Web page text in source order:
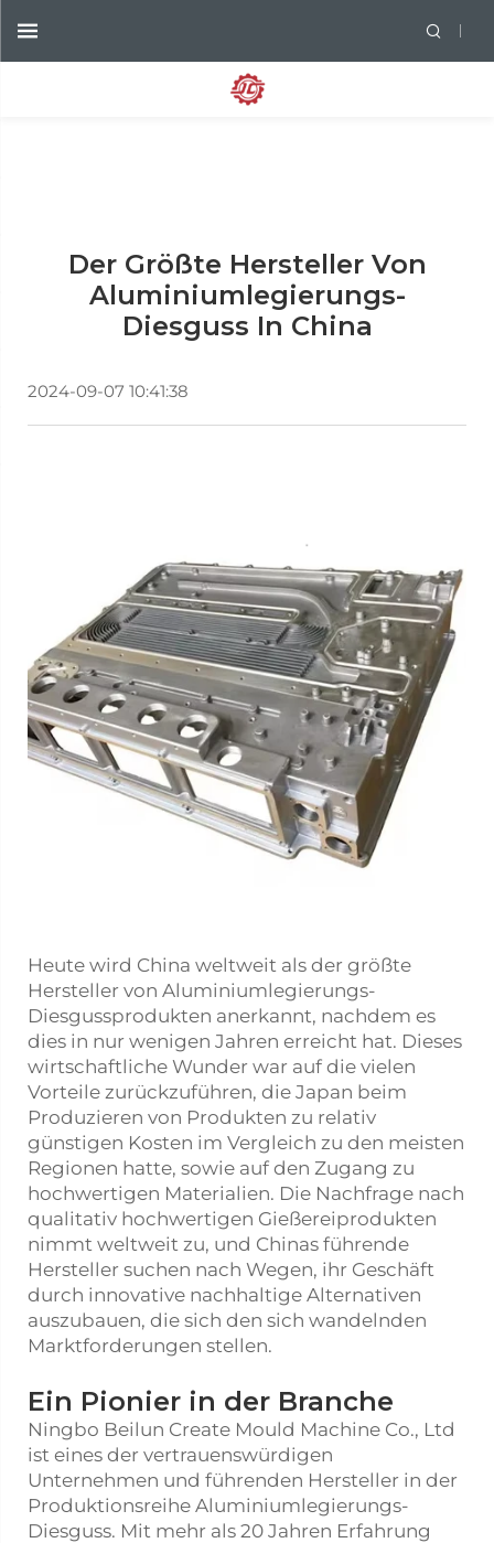
Der Größte Hersteller Von
Aluminiumlegierungs-
Diesguss In China
2024-09-07 10:41:38
Heute wird China weltweit als der größte
Hersteller von Aluminiumlegierungs-
Diesgussprodukten anerkannt, nachdem es
dies in nur wenigen Jahren erreicht hat. Dieses
wirtschaftliche Wunder war auf die vielen
Vorteile zurückzuführen, die Japan beim
Produzieren von Produkten zu relativ
günstigen Kosten im Vergleich zu den meisten
Regionen hatte, sowie auf den Zugang zu
hochwertigen Materialien. Die Nachfrage nach
qualitativ hochwertigen Gießereiprodukten
nimmt weltweit zu, und Chinas führende
Hersteller suchen nach Wegen, ihr Geschäft
durch innovative nachhaltige Alternativen
auszubauen, die sich den sich wandelnden
Marktforderungen stellen.
Ein Pionier in der Branche
Ningbo Beilun Create Mould Machine Co., Ltd
ist eines der vertrauenswürdigen
Unternehmen und führenden Hersteller in der
Produktionsreihe Aluminiumlegierungs-
Diesguss. Mit mehr als 20 Jahren Erfahrung